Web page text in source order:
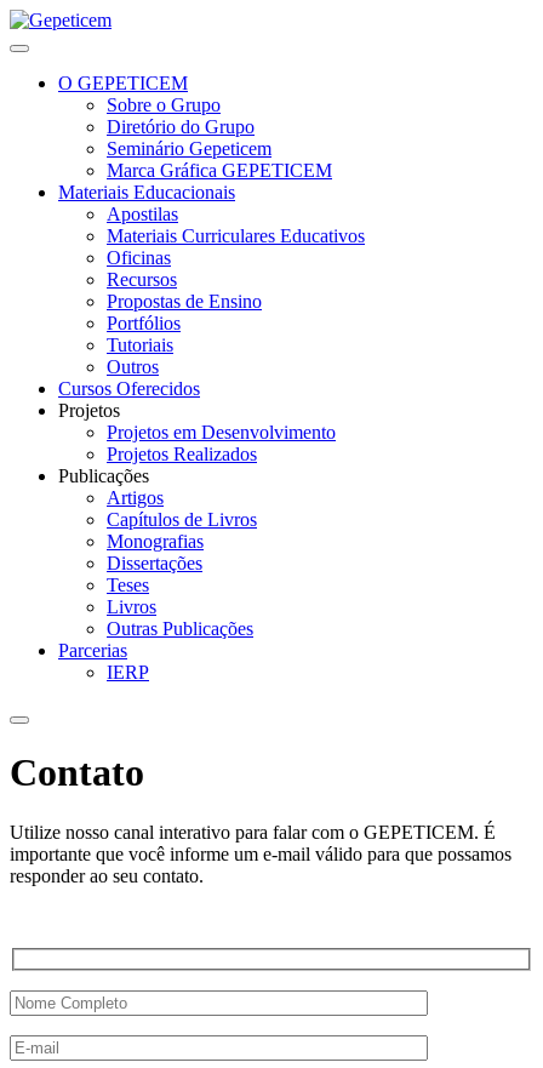
O GEPETICEM
Sobre o Grupo
Diretório do Grupo
Seminário Gepeticem
Marca Gráfica GEPETICEM
Materiais Educacionais
Apostilas
Materiais Curriculares Educativos
Oficinas
Recursos
Propostas de Ensino
Portfólios
Tutoriais
Outros
Cursos Oferecidos
Projetos
Projetos em Desenvolvimento
Projetos Realizados
Publicações
Artigos
Capítulos de Livros
Monografias
Dissertações
Teses
Livros
Outras Publicações
Parcerias
IERP
Contato
Utilize nosso canal interativo para falar com o GEPETICEM. É
importante que você informe um e-mail válido para que possamos
responder ao seu contato.